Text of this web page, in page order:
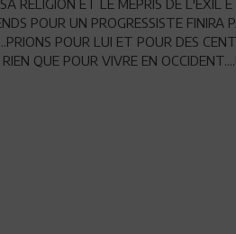
RELIGION ET LE MEPRIS DE L'EXIL
POUR UN PROGRESSISTE FINIRA
POUR LUI ET POUR DES
QUE POUR VIVRE EN